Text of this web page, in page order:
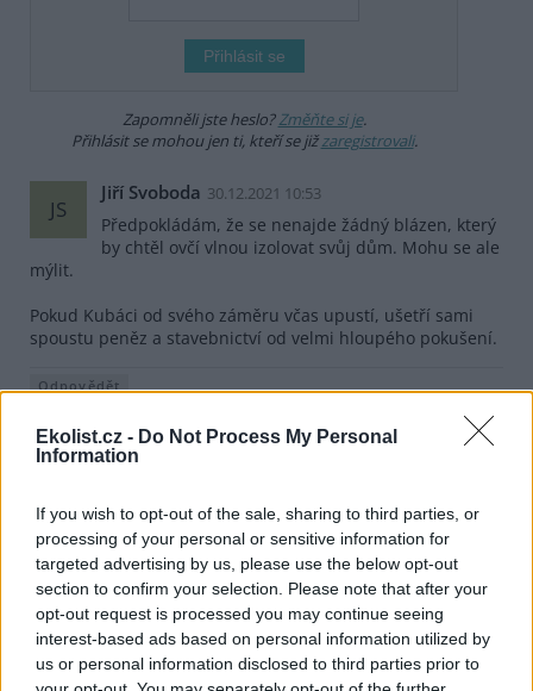
Ekolist.cz - Do Not Process My Personal
Information
If you wish to opt-out of the sale, sharing to third parties, or
processing of your personal or sensitive information for
targeted advertising by us, please use the below opt-out
section to confirm your selection. Please note that after your
opt-out request is processed you may continue seeing
interest-based ads based on personal information utilized by
us or personal information disclosed to third parties prior to
Zapomněli jste heslo?Změňte si je.
Přihlásit se mohou jen ti, kteří se jižzaregistrovali.
JS
Jiří Svoboda 30.12.2021 10:53
Předpokládám, že se nenajde žádný blázen, který
by chtěl ovčí vlnou izolovat svůj dům. Mohu se ale
mýlit.
Pokud Kubáci od svého záměru včas upustí, ušetří sami
spoustu peněz a stavebnictví od velmi hloupého pokušení.
Odpovědět
PP Petr Pekařík 30.12.2021 13:02
Reaguje na Jiří Svoboda
OUT. Jen to budou muset napustit ochrannými solemi
proti houbám a hmyzu a hlodavcům ( jako ta slavná
celulóza od CIUR). Jen to pak už nebude "eko" . Nebo
holt bez toho a pak to dříve či později podlehne
škůdcům. To jsou ale dřevovlákna taky podobné. Prostě
pár kilo pro fajnšmekry , co se chtějí ekopostoji
pochlubit a jsou ochotni to zaplatit. Žádná běžná
masovka pro obyčejného stavebníka.